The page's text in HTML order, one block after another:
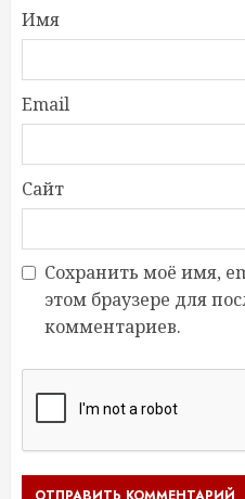
Имя
Email
Сайт
Сохранить моё имя,
этом браузере для
комментариев.